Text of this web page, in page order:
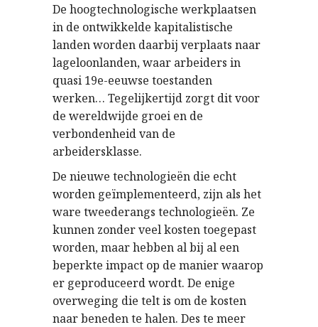
De hoogtechnologische werkplaatsen
in de ontwikkelde kapitalistische
landen worden daarbij verplaats naar
lageloonlanden, waar arbeiders in
quasi 19e-eeuwse toestanden
werken… Tegelijkertijd zorgt dit voor
de wereldwijde groei en de
verbondenheid van de
arbeidersklasse.
De nieuwe technologieën die echt
worden geïmplementeerd, zijn als het
ware tweederangs technologieën. Ze
kunnen zonder veel kosten toegepast
worden, maar hebben al bij al een
beperkte impact op de manier waarop
er geproduceerd wordt. De enige
overweging die telt is om de kosten
naar beneden te halen. Des te meer